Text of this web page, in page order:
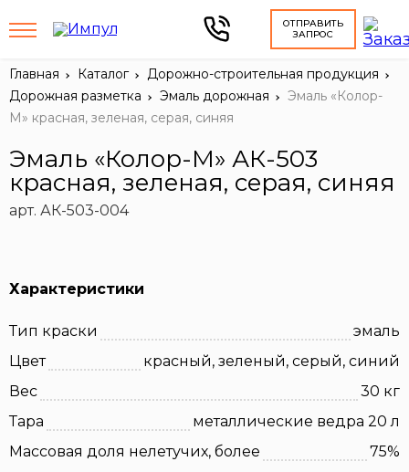
ОТПРАВИТЬ
ЗАПРОС
Главная Каталог
Дорожно-строительная продукция
Дорожная разметка
Эмаль дорожная
Эмаль «Колор-
М» красная, зеленая, серая, синяя
Эмаль «Колор-М» АК-503
красная, зеленая, серая, синяя
арт. АК-503-004
Характеристики
Тип краски
эмаль
Цвет
красный, зеленый, серый, синий
Вес
30 кг
Тара
металлические ведра 20 л
Массовая доля нелетучих, более
75%